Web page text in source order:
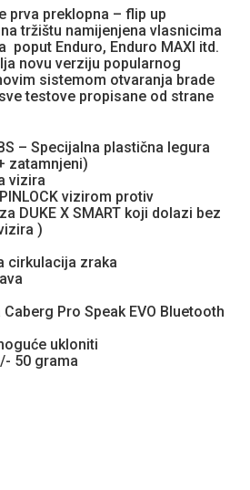
prva preklopna – flip up
tržištu namijenjena vlasnicima
poput Enduro, Enduro MAXI itd.
novu verziju popularnog
sistemom otvaranja brade
testove propisane od strane
– Specijalna plastična legura
zatamnjeni)
vizira
vizirom protiv
DUKE X SMART koji dolazi bez
)
cirkulacija zraka
Pro Speak EVO Bluetooth
ukloniti
50 grama